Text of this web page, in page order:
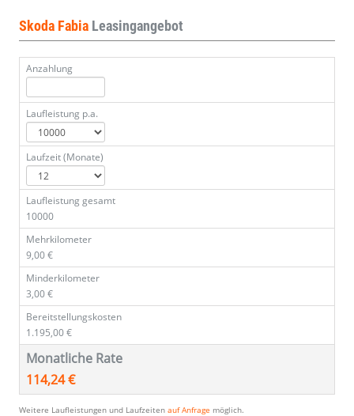
Skoda Fabia Leasingangebot
Anzahlung
Laufleistung p.a.
Laufzeit (Monate)
Laufleistung gesamt
10000
Mehrkilometer
9,00 €
Minderkilometer
3,00 €
Bereitstellungskosten
1.195,00 €
Monatliche Rate
114,24 €
Weitere Laufleistungen und Laufzeiten auf Anfrage möglich.